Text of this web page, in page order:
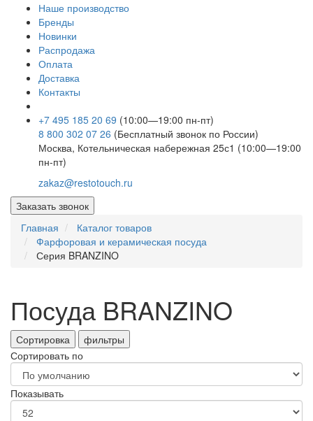
Наше производство
Бренды
Новинки
Распродажа
Оплата
Доставка
Контакты
+7 495 185 20 69 (10:00—19:00 пн-пт)
8 800 302 07 26 (Бесплатный звонок по России)
Москва, Котельническая набережная 25с1 (10:00—19:00
пн-пт)
zakaz@restotouch.ru
Заказать звонок
Главная
Каталог товаров
Фарфоровая и керамическая посуда
Серия BRANZINO
Посуда BRANZINO
Сортировка
фильтры
Сортировать по
Показывать